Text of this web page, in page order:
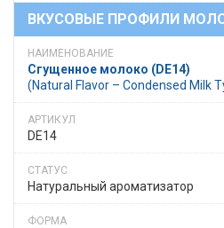
ВКУСОВЫЕ ПРОФИЛИ
Сгущенное молоко (DE14)
(Natural Flavor – Condensed Milk
DE14
Натуральный ароматизатор